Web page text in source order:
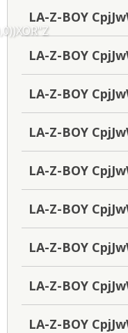
LA-Z-BOY
LA-Z-BOY
LA-Z-BOY
LA-Z-BOY
LA-Z-BOY
LA-Z-BOY
LA-Z-BOY
LA-Z-BOY
LA-Z-BOY